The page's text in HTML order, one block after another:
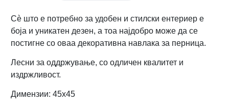
Сè што е потребно за удобен и стилски ентериер е
боја и уникатен дезен, а тоа најдобро може да се
постигне со оваа декоративна навлака за перница.
Лесни за оддржување, со одличен квалитет и
издржливост.
Димензии: 45х45